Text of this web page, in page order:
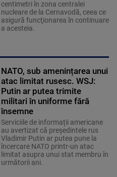
centimetri în zona centralei
nucleare de la Cernavodă, ceea ce
asigură funcţionarea în continuare
a acesteia.
NATO, sub amenințarea unui
atac limitat rusesc. WSJ:
Putin ar putea trimite
militari în uniforme fără
însemne
Serviciile de informații americane
au avertizat că președintele rus
Vladimir Putin ar putea pune la
încercare NATO printr-un atac
limitat asupra unui stat membru în
următorii ani.